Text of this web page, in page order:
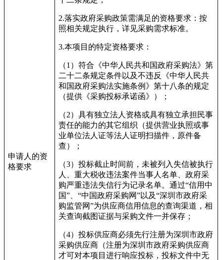
申请人的资
格要求
2.落实政府采购政策需满足的资格要求：按
照相关规定执行，详见采购需求标准。
3.本项目的特定资格要求：
（1 ）符合《中华人民共和国政府采购法》第
二十二条规定条件以及不违反
《中华人民共
和国政府采购法实施条例》第十八条的规定
（提供《采购投标承诺函》）；
（2）具有独立法人资格或具有独立承担民事
责任的能力的其它组织（提供营业执照或事
业单位法人证等法人证明扫描件，原件备
查）；
（3）投标截止时间前，未被列入失信被执行
人、重大税收违法案件当事人名单、政府采
购严重违法失信行为记录名单。通过“信用中
国” “中国政府采购网”以及“深圳市政府采
购监管网”为供应商信用信息的查询渠道，相
关查询截图证据与采购文件一并保存；
（4）投标供应商必须先行注册为深圳市政府
采购供应商（注册为深圳市政府采购供应商
才可对本项目进行响应投标，投标文件中无